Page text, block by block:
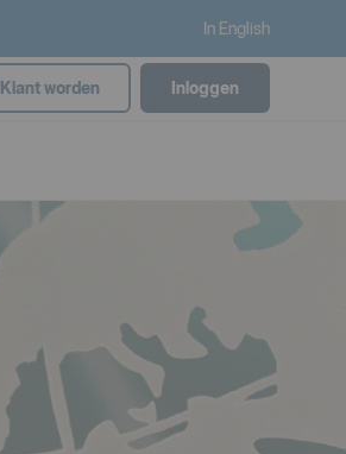
In English
Klant worden Inloggen